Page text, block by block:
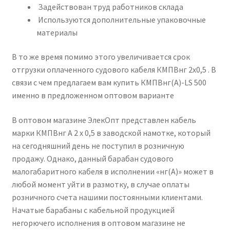
Задействован труд работников склада
Используются дополнительные упаковочные
материалы
В то же время помимо этого увеличивается срок
отгрузки оплаченного судового кабеля КМПВнг 2х0,5 . В
связи с чем предлагаем вам купить КМПВнг(А)-LS 500
именно в предложенном оптовом варианте
В оптовом магазине ЭлекОпт представлен кабель
марки КМПВнг А 2 х 0,5 в заводской намотке, который
на сегодняшний день не поступил в розничную
продажу. Однако, данный барабан судового
малогабаритного кабеля в исполнении «нг(А)» может в
любой момент уйти в размотку, в случае оплаты
розничного счета нашими постоянными клиентами.
Начатые барабаны с кабельной продукцией
негорючего исполнения в оптовом магазине не